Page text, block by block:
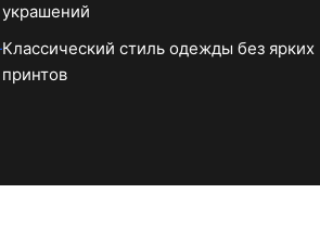
украшений
Классический стиль одежды без ярких
принтов